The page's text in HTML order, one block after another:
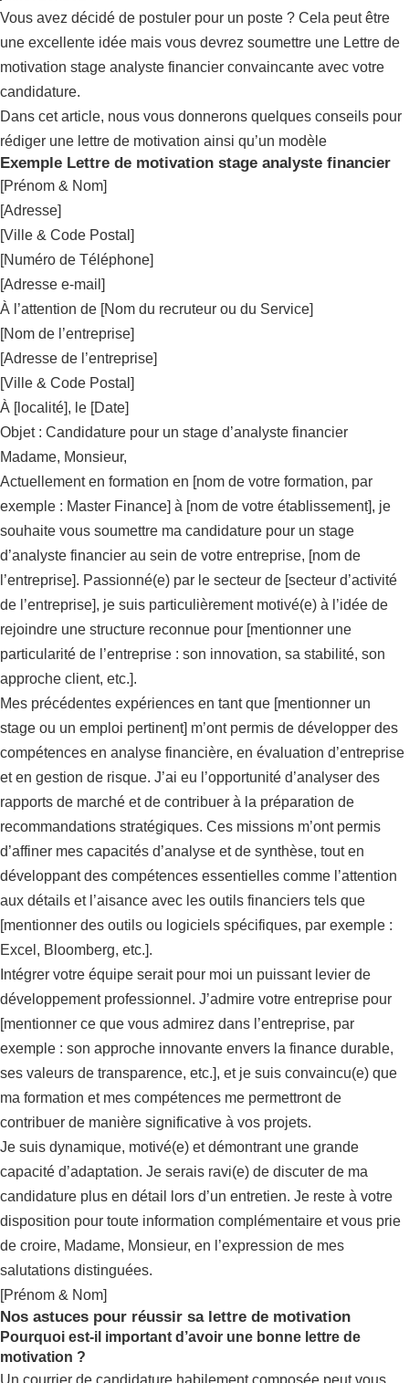
Vous avez décidé de postuler pour un poste ? Cela peut être
une excellente idée mais vous devrez soumettre une Lettre de
motivation stage analyste financier convaincante avec votre
candidature.
Dans cet article, nous vous donnerons quelques conseils pour
rédiger une lettre de motivation ainsi qu’un modèle
Exemple Lettre de motivation stage analyste financier
[Prénom & Nom]
[Adresse]
[Ville & Code Postal]
[Numéro de Téléphone]
[Adresse e-mail]
À l’attention de [Nom du recruteur ou du Service]
[Nom de l’entreprise]
[Adresse de l’entreprise]
[Ville & Code Postal]
À [localité], le [Date]
Objet : Candidature pour un stage d’analyste financier
Madame, Monsieur,
Actuellement en formation en [nom de votre formation, par
exemple : Master Finance] à [nom de votre établissement], je
souhaite vous soumettre ma candidature pour un stage
d’analyste financier au sein de votre entreprise, [nom de
l’entreprise]. Passionné(e) par le secteur de [secteur d’activité
de l’entreprise], je suis particulièrement motivé(e) à l’idée de
rejoindre une structure reconnue pour [mentionner une
particularité de l’entreprise : son innovation, sa stabilité, son
approche client, etc.].
Mes précédentes expériences en tant que [mentionner un
stage ou un emploi pertinent] m’ont permis de développer des
compétences en analyse financière, en évaluation d’entreprise
et en gestion de risque. J’ai eu l’opportunité d’analyser des
rapports de marché et de contribuer à la préparation de
recommandations stratégiques. Ces missions m’ont permis
d’affiner mes capacités d’analyse et de synthèse, tout en
développant des compétences essentielles comme l’attention
aux détails et l’aisance avec les outils financiers tels que
[mentionner des outils ou logiciels spécifiques, par exemple :
Excel, Bloomberg, etc.].
Intégrer votre équipe serait pour moi un puissant levier de
développement professionnel. J’admire votre entreprise pour
[mentionner ce que vous admirez dans l’entreprise, par
exemple : son approche innovante envers la finance durable,
ses valeurs de transparence, etc.], et je suis convaincu(e) que
ma formation et mes compétences me permettront de
contribuer de manière significative à vos projets.
Je suis dynamique, motivé(e) et démontrant une grande
capacité d’adaptation. Je serais ravi(e) de discuter de ma
candidature plus en détail lors d’un entretien. Je reste à votre
disposition pour toute information complémentaire et vous prie
de croire, Madame, Monsieur, en l’expression de mes
salutations distinguées.
[Prénom & Nom]
Nos astuces pour réussir sa lettre de motivation
Pourquoi est-il important d’avoir une bonne lettre de
motivation ?
Un courrier de candidature habilement composée peut vous